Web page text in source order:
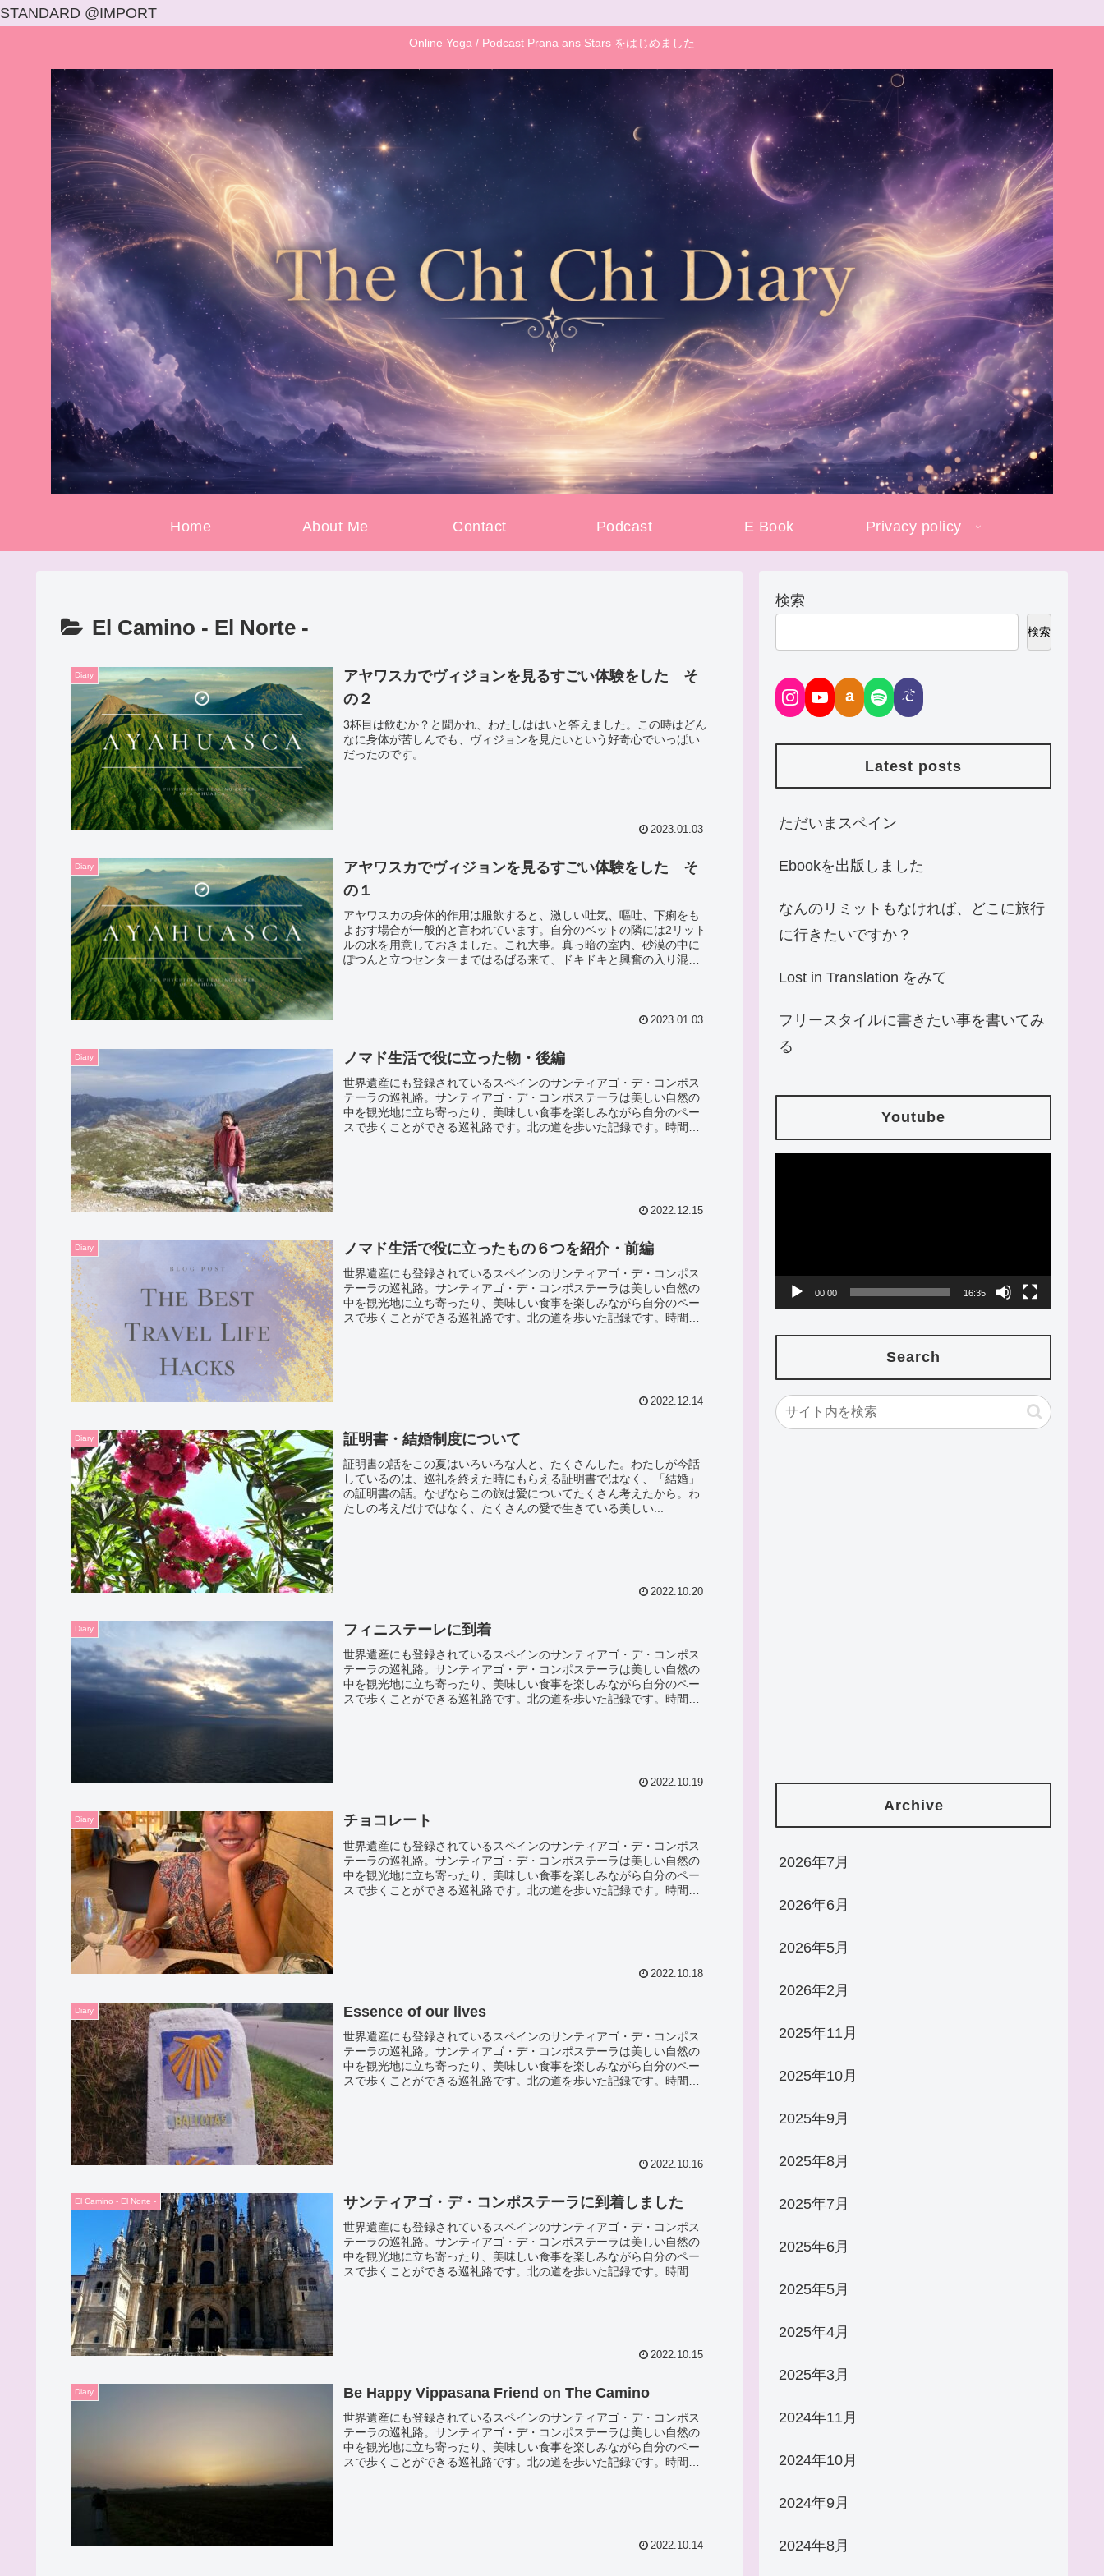
STANDARD @IMPORT
Online Yoga / Podcast Prana ans Stars をはじめました
Home About Me Contact Podcast E Book Privacy policy
El Camino - El Norte -
Diary
アヤワスカでヴィジョンを見るすごい体験をした そ
の２
3杯目は飲むか？と聞かれ、わたしははいと答えました。この時はどん
なに身体が苦しんでも、ヴィジョンを見たいという好奇心でいっぱい
だったのです。
2023.01.03
Diary
アヤワスカでヴィジョンを見るすごい体験をした そ
の１
アヤワスカの身体的作用は服飲すると、激しい吐気、嘔吐、下痢をも
よおす場合が一般的と言われています。自分のベットの隣には2リット
ルの水を用意しておきました。これ大事。真っ暗の室内、砂漠の中に
ぽつんと立つセンターまではるばる来て、ドキドキと興奮の入り混じ
2023.01.03
Diary ノマド生活で役に立った物・後編
世界遺産にも登録されているスペインのサンティアゴ・デ・コンポス
テーラの巡礼路。サンティアゴ・デ・コンポステーラは美しい自然の
中を観光地に立ち寄ったり、美味しい食事を楽しみながら自分のペー
スで歩くことができる巡礼路です。北の道を歩いた記録です。時間と
2022.12.15
Diary ノマド生活で役に立ったもの６つを紹介・前編
世界遺産にも登録されているスペインのサンティアゴ・デ・コンポス
テーラの巡礼路。サンティアゴ・デ・コンポステーラは美しい自然の
中を観光地に立ち寄ったり、美味しい食事を楽しみながら自分のペー
スで歩くことができる巡礼路です。北の道を歩いた記録です。時間と
2022.12.14
Diary 証明書・結婚制度について
証明書の話をこの夏はいろいろな人と、たくさんした。わたしが今話
しているのは、巡礼を終えた時にもらえる証明書ではなく、「結婚」
の証明書の話。なぜならこの旅は愛についてたくさん考えたから。わ
たしの考えだけではなく、たくさんの愛で生きている美しい...
2022.10.20
Diary フィニステーレに到着
世界遺産にも登録されているスペインのサンティアゴ・デ・コンポス
テーラの巡礼路。サンティアゴ・デ・コンポステーラは美しい自然の
中を観光地に立ち寄ったり、美味しい食事を楽しみながら自分のペー
スで歩くことができる巡礼路です。北の道を歩いた記録です。時間と
2022.10.19
Diary チョコレート
世界遺産にも登録されているスペインのサンティアゴ・デ・コンポス
テーラの巡礼路。サンティアゴ・デ・コンポステーラは美しい自然の
中を観光地に立ち寄ったり、美味しい食事を楽しみながら自分のペー
スで歩くことができる巡礼路です。北の道を歩いた記録です。時間と
2022.10.18
Diary Essence of our lives
世界遺産にも登録されているスペインのサンティアゴ・デ・コンポス
テーラの巡礼路。サンティアゴ・デ・コンポステーラは美しい自然の
中を観光地に立ち寄ったり、美味しい食事を楽しみながら自分のペー
スで歩くことができる巡礼路です。北の道を歩いた記録です。時間と
2022.10.16
El Camino - El Norte - サンティアゴ・デ・コンポステーラに到着しました
世界遺産にも登録されているスペインのサンティアゴ・デ・コンポス
テーラの巡礼路。サンティアゴ・デ・コンポステーラは美しい自然の
中を観光地に立ち寄ったり、美味しい食事を楽しみながら自分のペー
スで歩くことができる巡礼路です。北の道を歩いた記録です。時間と
2022.10.15
Diary Be Happy Vippasana Friend on The Camino
世界遺産にも登録されているスペインのサンティアゴ・デ・コンポス
テーラの巡礼路。サンティアゴ・デ・コンポステーラは美しい自然の
中を観光地に立ち寄ったり、美味しい食事を楽しみながら自分のペー
スで歩くことができる巡礼路です。北の道を歩いた記録です。時間と
2022.10.14
検索
検索
a
Latest posts
ただいまスペイン
Ebookを出版しました
なんのリミットもなければ、どこに旅行
に行きたいですか？
Lost in Translation をみて
フリースタイルに書きたい事を書いてみ
る
Youtube
00:00 16:35
Search
Archive
2026年7月
2026年6月
2026年5月
2026年2月
2025年11月
2025年10月
2025年9月
2025年8月
2025年7月
2025年6月
2025年5月
2025年4月
2025年3月
2024年11月
2024年10月
2024年9月
2024年8月